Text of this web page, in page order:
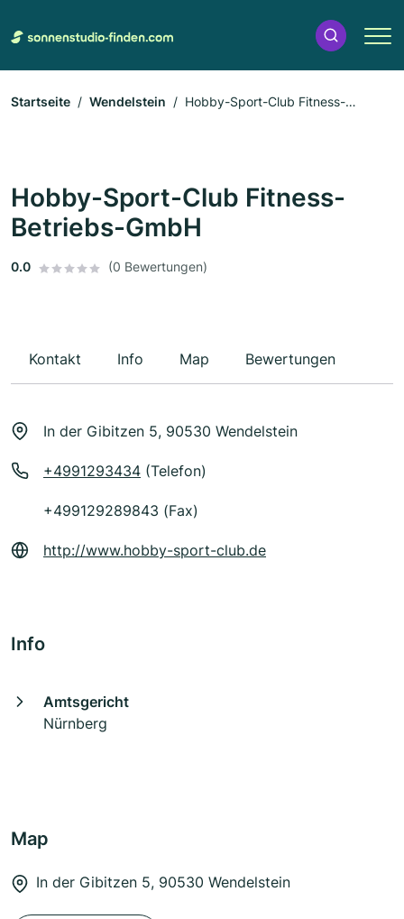
Startseite Wendelstein
Hobby-Sport-Club Fitness-
Hobby-Sport-Club Fitness-
Betriebs-GmbH
0.0 (0 Bewertungen)
Kontakt Info Map Bewertungen
In der Gibitzen 5, 90530 Wendelstein
+4991293434 (Telefon)
+499129289843 (Fax)
http://www.hobby-sport-club.de
Info
Amtsgericht
Nürnberg
Map
In der Gibitzen 5, 90530 Wendelstein